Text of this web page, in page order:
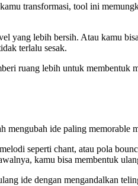
transformasi, tool ini
lebih bersih. Atau kamu
terlalu sesak.
ruang lebih untuk
mengubah ide paling memorable
seperti chant, atau pola
kamu bisa membentuk
ide dengan mengandalkan